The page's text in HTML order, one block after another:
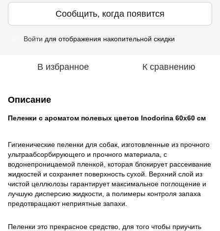
Сообщить, когда появится
Войти для отображения накопительной скидки
В избранное К сравнению
Описание
Пеленки с ароматом полевых цветов Inodorina 60х60 см
Гигиенические пеленки для собак, изготовленные из прочного
ультраабсорбирующего и прочного материала, с
водонепроницаемой пленкой, которая блокирует рассеивание
жидкостей и сохраняет поверхность сухой. Верхний слой из
чистой целлюлозы гарантирует максимальное поглощение и
лучшую дисперсию жидкости, а полимеры контроля запаха
предотвращают неприятные запахи.
Пеленки это прекрасное средство, для того чтобы приучить